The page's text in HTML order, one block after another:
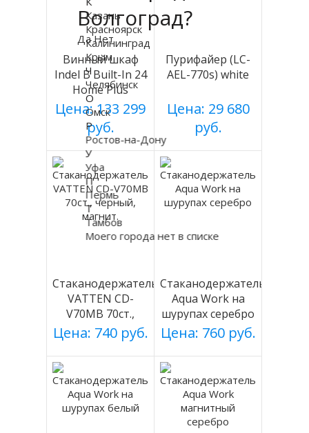
Винный шкаф
Indel B Built-In 24
Home Plus
Цена: 133 299
руб.
Пурифайер (LC-
AEL-770s) white
Цена: 29 680
руб.
Стаканодержатель
VATTEN CD-
V70MB 70ст.,
черный, магнит.
Цена: 740 руб.
Стаканодержатель
Aqua Work на
шурупах серебро
Цена: 760 руб.
Волгоград?
Да Нет
Казань
Красноярск
Калининград
Крым
Ч
Челябинск
О
Омск
Р
Ростов-на-Дону
У
Уфа
П
Пермь
Т
Тамбов
Моего города нет в списке